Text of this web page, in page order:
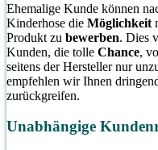
Ehemalige Kunde können
Kinderhose die Möglichkeit
Produkt zu bewerben. Dies
Kunden, die tolle Chance,
seitens der Hersteller nur
empfehlen wir Ihnen
zurückgreifen.
Unabhängige